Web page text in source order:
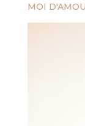
MOI